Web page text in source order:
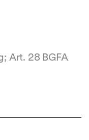
Art. 28 BGFA